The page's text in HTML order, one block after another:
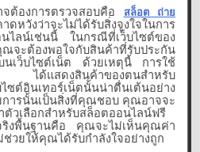
ต้องการตรวจสอบคือ
สล็อต ถ่าย
ดหวังว่าจะไม่ได้รับสิ่งจูงใจในการ
นไลน์เช่นนี้
ในกรณีที่เว็บไซต์ของ
ณจะต้องพอใจกับสินค้าที่รับประกัน
เว็บไซต์เน็ต
ด้วยเหตุนี้
การใช้
ได้แสดงสินค้าของตนสำหรับ
ไซต์อินเทอร์เน็ตนั้นน่าตื่นเต้นอย่าง
การนั้นเป็นสิ่งที่คุณชอบ คุณอาจจะ
วเลือกสำหรับสล็อตออนไลน์ฟรี
งพื้นฐานคือ
คุณจะไม่เห็นคุณค่า
วยให้คุณได้รับกำลังใจอย่างถูก